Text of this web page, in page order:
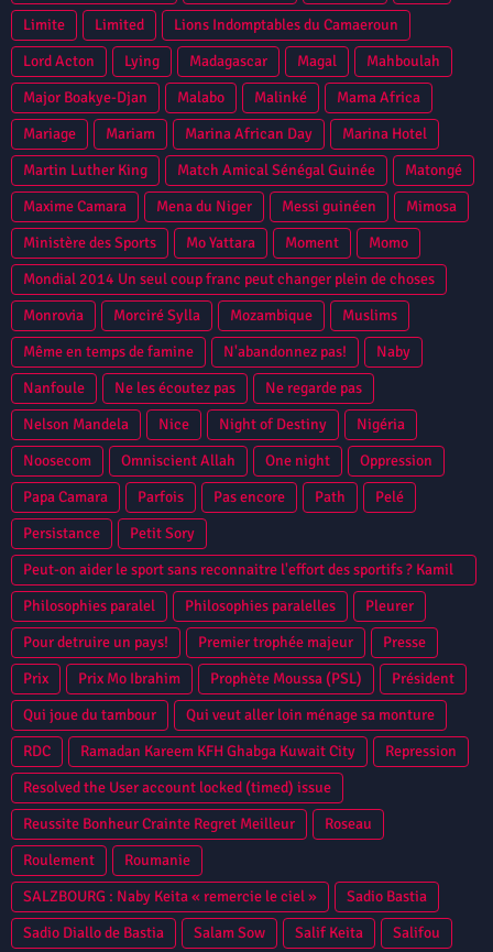
Limite
Limited
Lions Indomptables du Camaeroun
Lord Acton
Lying Madagascar Magal
Mahboulah
Major Boakye-Djan
Malabo Malinké
Mama Africa
Mariage
Mariam Marina African Day
Marina Hotel
Martin Luther King
Match Amical Sénégal Guinée
Matongé
Maxime Camara
Mena du Niger Messi guinéen
Mimosa
Ministère des Sports
Mo Yattara Moment
Momo
Mondial 2014 Un seul coup franc peut changer plein de choses
Monrovia
Morciré Sylla Mozambique
Muslims
Même en temps de famine
N'abandonnez pas!
Naby
Nanfoule
Ne les écoutez pas
Ne regarde pas
Nelson Mandela
Nice Night of Destiny
Nigéria
Noosecom
Omniscient Allah One night
Oppression
Papa Camara
Parfois Pas encore Path
Pelé
Persistance
Petit Sory
Peut-on aider le sport sans reconnaitre l'effort des sportifs ? Kamil
Zayatte Bantama Sow Guinee Conakry Syli National CAN 2013
Niamey
Philosophies paralel Philosophies paralelles
Pleurer
Pour detruire un pays!
Premier trophée majeur
Presse
Prix
Prix Mo Ibrahim Prophète Moussa (PSL)
Président
Qui joue du tambour
Qui veut aller loin ménage sa monture
RDC
Ramadan Kareem KFH Ghabga Kuwait City
Repression
Resolved the User account locked (timed) issue
Reussite Bonheur Crainte Regret Meilleur
Roseau
Roulement
Roumanie
SALZBOURG : Naby Keita « remercie le ciel »
Sadio Bastia
Sadio Diallo de Bastia
Salam Sow Salif Keita Salifou